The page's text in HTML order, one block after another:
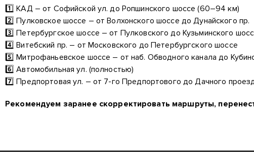
1️⃣ КАД – от Софийской ул. до Ропшинского шоссе (60–94 км)
2️⃣ Пулковское шоссе – от Волхонского шоссе до Дунайского пр.
3️⃣ Петербургское шоссе – от Пулковского до Кузьминского
4️⃣ Витебский пр. – от Московского до Петербургского шоссе
5️⃣ Митрофаньевское шоссе – от наб. Обводного канала до
6️⃣ Автомобильная ул. (полностью)
7️⃣ Предпортовая ул. – от 7-го Предпортового до Дачного
Рекомендуем заранее скорректировать маршруты,